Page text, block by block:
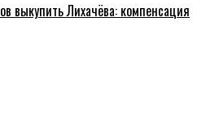
выкупить Лихачёва: компенсация